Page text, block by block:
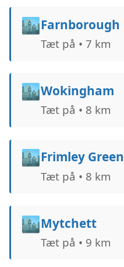
🏙️Farnborough
Tæt på • 7 km
🏙️Wokingham
Tæt på • 8 km
🏙️Frimley Green
Tæt på • 8 km
🏙️Mytchett
Tæt på • 9 km